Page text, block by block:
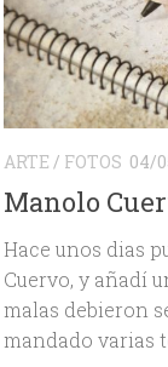
ARTE / FOTOS 04/
Manolo
Hace unos dias
Cuervo, y añadí
malas debieron
mandado varias